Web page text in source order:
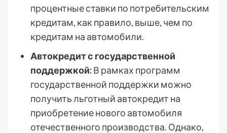
процентные ставки по потребительским
кредитам, как правило, выше, чем по
кредитам на автомобили.
Автокредит с государственной
поддержкой:В рамках программ
государственной поддержки можно
получить льготный автокредит на
приобретение нового автомобиля
отечественного производства. Однако,